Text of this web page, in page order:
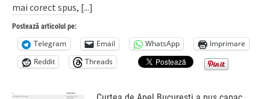
mai corect spus, [...]
Postează articolul pe:
Telegram Email WhatsApp
Imprimare
Reddit
Threads